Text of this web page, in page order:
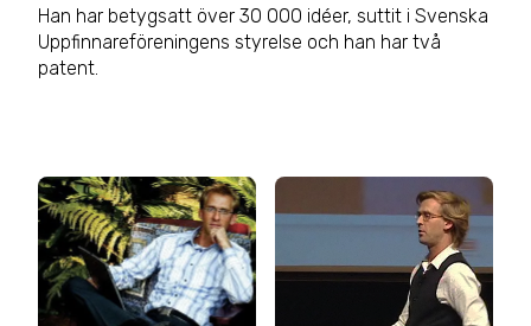
Han har betygsatt över 30 000 idéer, suttit i Svenska
Uppfinnareföreningens styrelse och han har två
patent.